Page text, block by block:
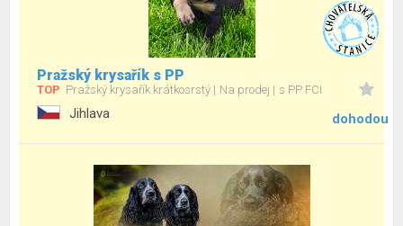
Pražský krysařík s PP
TOP Pražský krysařík krátkosrstý Na prodej s PP FCI
Jihlava dohodou